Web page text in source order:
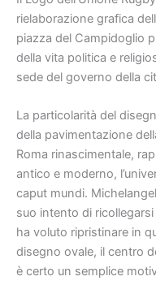
rielaborazione grafica
piazza del Campidoglio
della vita politica e
sede del governo della
La particolarità del
della pavimentazione
Roma rinascimentale,
antico e moderno,
caput mundi.
suo intento di
ha voluto ripristinare in
disegno ovale, il centro
è certo un semplice